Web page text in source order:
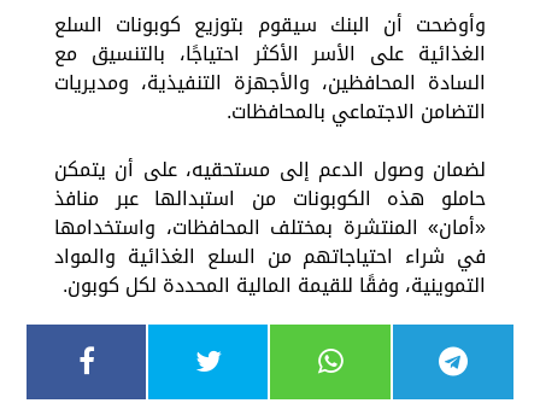
وأوضحت أن البنك سيقوم بتوزيع كوبونات السلع
الغذائية على الأسر الأكثر احتياجًا، بالتنسيق مع
السادة المحافظين، والأجهزة التنفيذية، ومديريات
التضامن الاجتماعي بالمحافظات.
لضمان وصول الدعم إلى مستحقيه، على أن يتمكن
حاملو هذه الكوبونات من استبدالها عبر منافذ
«أمان» المنتشرة بمختلف المحافظات، واستخدامها
في شراء احتياجاتهم من السلع الغذائية والمواد
التموينية، وفقًا للقيمة المالية المحددة لكل كوبون.